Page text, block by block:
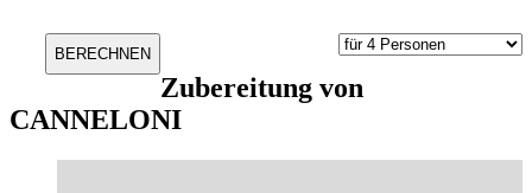
Zubereitung von
CANNELONI